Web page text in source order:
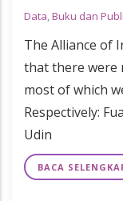
Data,Buku dan
The Alliance of
that there were
most of which
Respectively:
Udin
BACA